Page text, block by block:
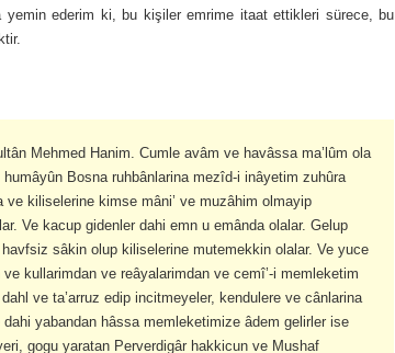
yemin ederim ki, bu kişiler emrime itaat ettikleri sürece, bu
Mehmed Hanim. Cumle avâm ve havâssa ma’lûm ola
Bosna ruhbânlarina mezîd-i inâyetim zuhûra
ve kiliselerine kimse mâni’ ve muzâhim olmayip
Ve kacup gidenler dahi emn u emânda olalar. Gelup
sâkin olup kiliselerine mutemekkin olalar. Ve yuce
kullarimdan ve reâyalarimdan ve cemî’-i memleketim
ve ta’arruz edip incitmeyeler, kendulere ve cânlarina
yabandan hâssa memleketimize âdem gelirler ise
gogu yaratan Perverdigâr hakkicun ve Mushaf